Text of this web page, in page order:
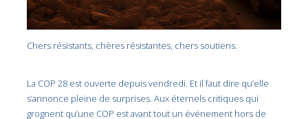
Chers résistants, chères résistantes, chers soutiens.
La COP 28 est ouverte depuis vendredi. Et il faut dire qu’elle
s’annonce pleine de surprises. Aux éternels critiques qui
grognent qu’une COP est avant tout un événement hors de